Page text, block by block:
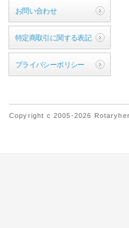
お問い合わせ
特定商取引に関する表記
プライバシーポリシー
Copyright c 2005-2026